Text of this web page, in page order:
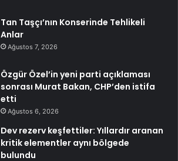
Tan Taşçı’nın Konserinde Tehlikeli
Anlar
Ağustos 7, 2026
Özgür Özel’in yeni parti açıklaması
sonrası Murat Bakan, CHP’den istifa
etti
Ağustos 6, 2026
Dev rezerv keşfettiler: Yıllardır aranan
kritik elementler aynı bölgede
bulundu